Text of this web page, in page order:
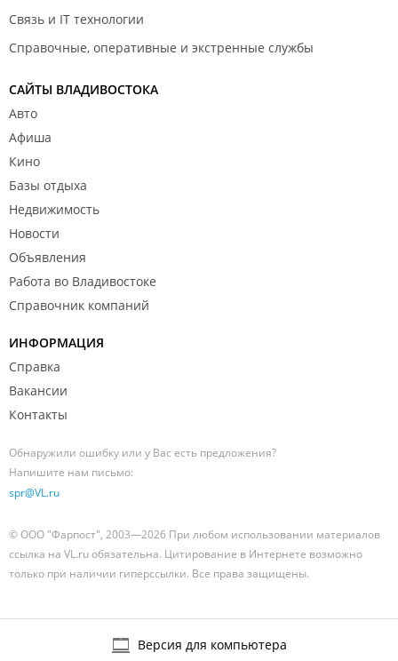
Связь и IT технологии
Справочные, оперативные и экстренные службы
САЙТЫ ВЛАДИВОСТОКА
Авто
Афиша
Кино
Базы отдыха
Недвижимость
Новости
Объявления
Работа во Владивостоке
Справочник компаний
ИНФОРМАЦИЯ
Справка
Вакансии
Контакты
Обнаружили ошибку или у Вас есть предложения?
Напишите нам письмо:
spr@VL.ru
© ООО "Фарпост", 2003—2026 При любом использовании материалов
ссылка на VL.ru обязательна. Цитирование в Интернете возможно
только при наличии гиперссылки. Все права защищены.
Версия для компьютера